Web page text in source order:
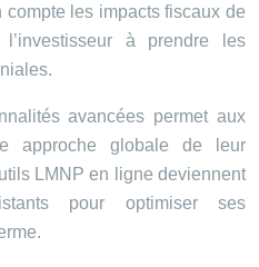
les impacts fiscaux de
à prendre les
avancées permet aux
approche globale de leur
LMNP en ligne deviennent
pour optimiser ses